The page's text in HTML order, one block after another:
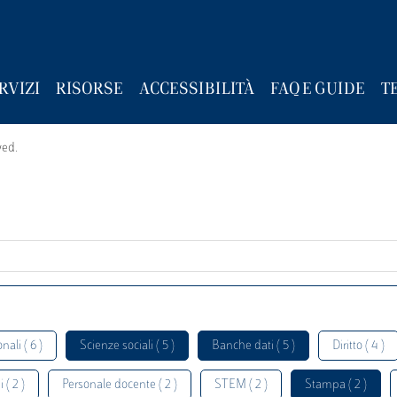
RISORSE ACCESSIBILITÀ FAQ E GUIDE
( 6 ) Scienze sociali ( 5 ) Banche dati ( 5 ) Diritto ( 4 )
( 2 ) Personale docente ( 2 ) STEM ( 2 ) Stampa ( 2 )